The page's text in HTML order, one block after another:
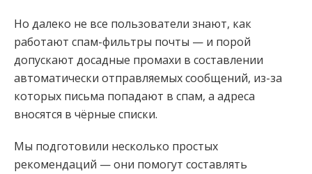
Но далеко не все пользователи знают, как
работают спам-фильтры почты — и порой
допускают досадные промахи в составлении
автоматически отправляемых сообщений, из-за
которых письма попадают в спам, а адреса
вносятся в чёрные списки.
Мы подготовили несколько простых
рекомендаций — они помогут составлять